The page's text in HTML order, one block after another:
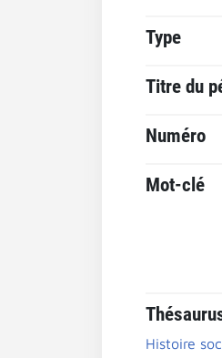
Type
Titre du
Numéro
Mot-clé
Histoire